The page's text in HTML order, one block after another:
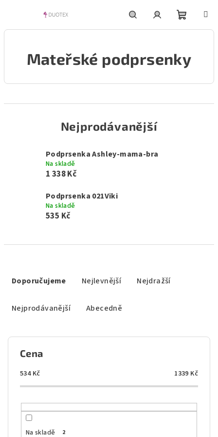
HledatPřihlášeníNákupní
košík
Mateřské podprsenky
Nejprodávanější
Podprsenka Ashley-mama-bra
Na skladě
1 338 Kč
Podprsenka 021Viki
Na skladě
535 Kč
Doporučujeme Nejlevnější Nejdražší
Nejprodávanější Abecedně
Cena
534Kč 1339 Kč
Na skladě 2